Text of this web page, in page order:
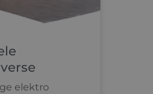
elektro